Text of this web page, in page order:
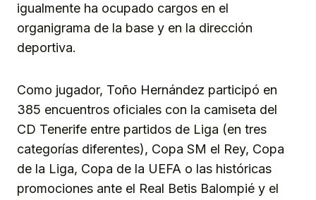
igualmente ha ocupado cargos en el
organigrama de la base y en la dirección
deportiva.
Como jugador, Toño Hernández participó en
385 encuentros oficiales con la camiseta del
CD Tenerife entre partidos de Liga (en tres
categorías diferentes), Copa SM el Rey, Copa
de la Liga, Copa de la UEFA o las históricas
promociones ante el Real Betis Balompié y el